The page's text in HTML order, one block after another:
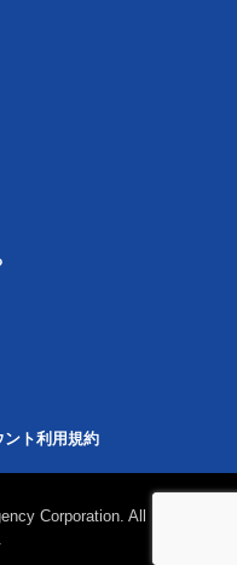
ント利用規約
Corporation. All Rights